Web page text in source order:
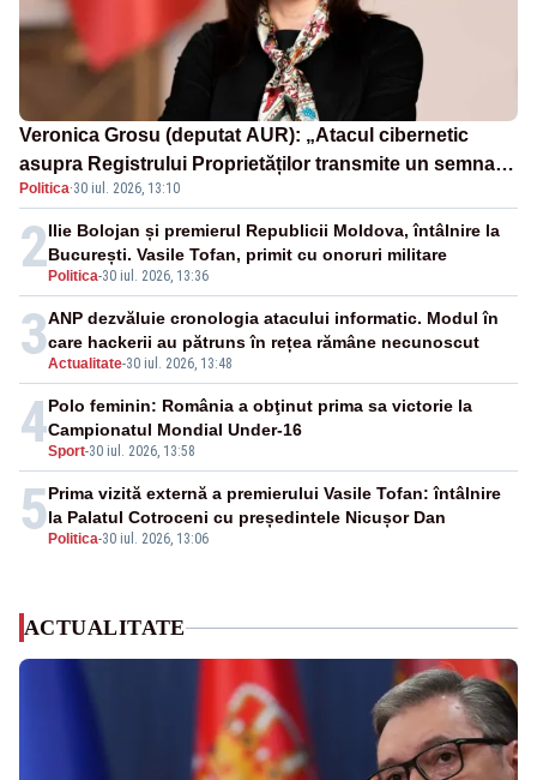
Veronica Grosu (deputat AUR): „Atacul cibernetic
asupra Registrului Proprietăților transmite un semnal
de neîncredere investitorilor”
Politica·30 iul. 2026, 13:10
2 Politica-30 iul. 2026, 13:36
Ilie Bolojan și premierul Republicii Moldova, întâlnire la
București. Vasile Tofan, primit cu onoruri militare
3Actualitate-30 iul. 2026, 13:48
ANP dezvăluie cronologia atacului informatic. Modul în
care hackerii au pătruns în rețea rămâne necunoscut
4Sport-30 iul. 2026, 13:58
Polo feminin: România a obţinut prima sa victorie la
Campionatul Mondial Under-16
5 Politica-30 iul. 2026, 13:06
Prima vizită externă a premierului Vasile Tofan: întâlnire
la Palatul Cotroceni cu președintele Nicușor Dan
ACTUALITATE